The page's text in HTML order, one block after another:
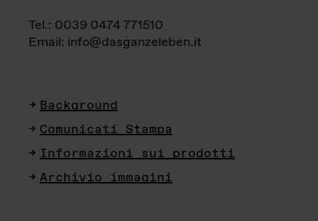
Tel.: 0039 0474 771510
Email: info@dasganzeleben.it
Background
Comunicati Stampa
Informazioni sui prodotti
Archivio immagini